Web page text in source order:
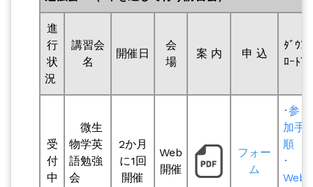
進
行
状
況
講習会
名
開催日
会
場
案 内 申 込
ﾀﾞｳﾝ
ﾛｰﾄﾞ
受
付
中
微生
物学英
語勉強
会
2か月
に1回
開催
Web
開催
フォー
ム
･参
加手
順
･
Web